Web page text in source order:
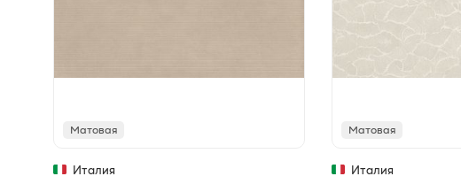
Матовая
Италия
Матовая
Италия